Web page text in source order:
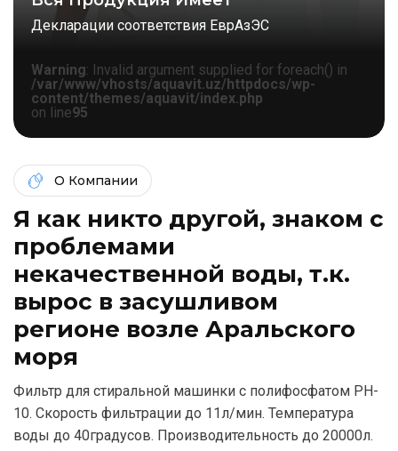
Декларации соответствия ЕврАзЭС
Warning: Invalid argument supplied for foreach() in
/var/www/vhosts/aquavit.uz/httpdocs/wp-
content/themes/aquavit/index.php
on line95
О Компании
Я как никто другой, знаком c
проблемами
некачественной воды, т.к.
вырос в засушливом
регионе возле Аральского
моря
Фильтр для стиральной машинки с полифосфатом PH-
10. Скорость фильтрации до 11л/мин. Температура
воды до 40градусов. Производительность до 20000л.